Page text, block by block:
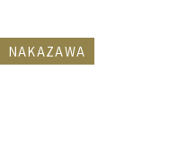
NAKAZAWA